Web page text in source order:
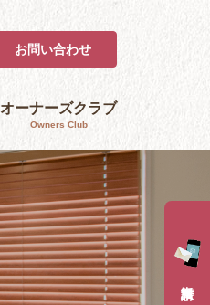
お問い合わせ
オーナーズクラブ
Owners Club